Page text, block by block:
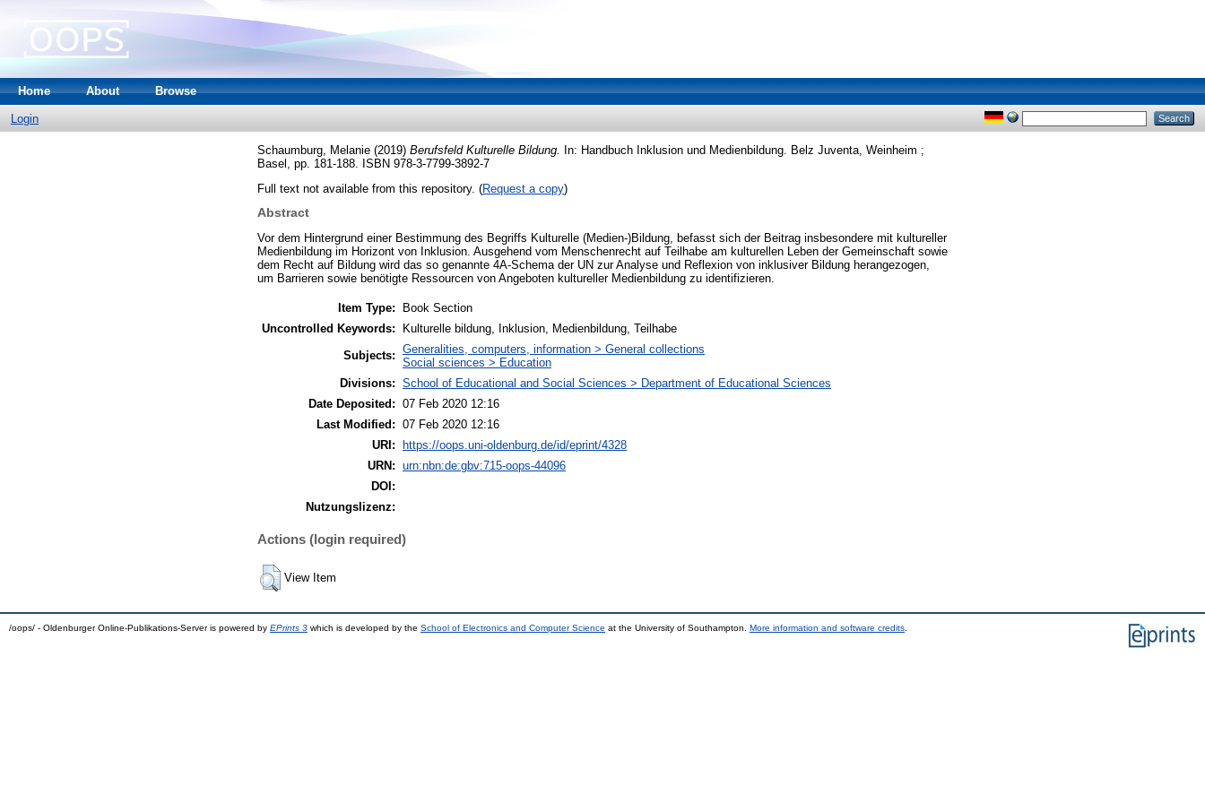
Home About Browse
Login
Schaumburg, Melanie (2019) Berufsfeld Kulturelle Bildung.
In: Handbuch Inklusion und Medienbildung. Belz Juventa, Weinheim ;
Basel, pp. 181-188. ISBN 978-3-7799-3892-7
Full text not available from this repository. (Request a copy)
Abstract
Vor dem Hintergrund einer Bestimmung des Begriffs Kulturelle (Medien-)Bildung, befasst sich der Beitrag insbesondere mit kultureller
Medienbildung im Horizont von Inklusion. Ausgehend vom Menschenrecht auf Teilhabe am kulturellen Leben der Gemeinschaft sowie
dem Recht auf Bildung wird das so genannte 4A-Schema der UN zur Analyse und Reflexion von inklusiver Bildung herangezogen,
um Barrieren sowie benötigte Ressourcen von Angeboten kultureller Medienbildung zu identifizieren.
Item Type:
Book Section
Uncontrolled Keywords:
Kulturelle bildung, Inklusion, Medienbildung, Teilhabe
Subjects: Generalities, computers, information > General collections
Social sciences > Education
Divisions: School of Educational and Social Sciences > Department of Educational Sciences
Date Deposited: 07 Feb 2020 12:16
Last Modified: 07 Feb 2020 12:16
URI:
https://oops.uni-oldenburg.de/id/eprint/4328
URN: urn:nbn:de:gbv:715-oops-44096
DOI:
Nutzungslizenz:
Actions (login required)
View Item
/oops/ - Oldenburger Online-Publikations-Server is powered by EPrints 3 which is developed by the School of Electronics and Computer Science at the University of Southampton. More information and software credits